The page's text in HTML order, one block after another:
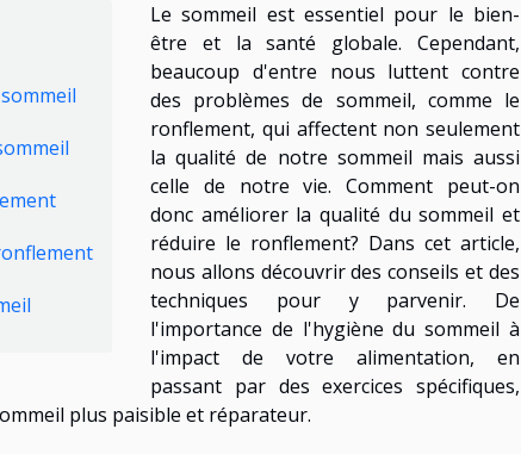
Le sommeil est essentiel pour le bien-
être et la santé globale. Cependant,
beaucoup d'entre nous luttent contre
des problèmes de sommeil, comme le
ronflement, qui affectent non seulement
la qualité de notre sommeil mais aussi
celle de notre vie. Comment peut-on
donc améliorer la qualité du sommeil et
réduire le ronflement? Dans cet article,
nous allons découvrir des conseils et des
techniques pour y parvenir. De
l'importance de l'hygiène du sommeil à
l'impact de votre alimentation, en
passant par des exercices spécifiques,
plus paisible et réparateur.